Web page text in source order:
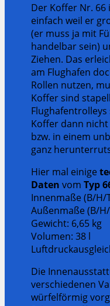
Der Koffer Nr. 66
einfach weil er
(er muss ja mit
handelbar sein)
Ziehen. Das
am Flughafen
Rollen nutzen,
Koffer sind
Koffer dann
bzw. in einem
ganz
Hier mal einige
Daten vom Typ
Innenmaße (B/H/
Außenmaße (B/
Gewicht: 6,65 kg
Volumen: 38 l
Die
verschiedenen
würfelförmig